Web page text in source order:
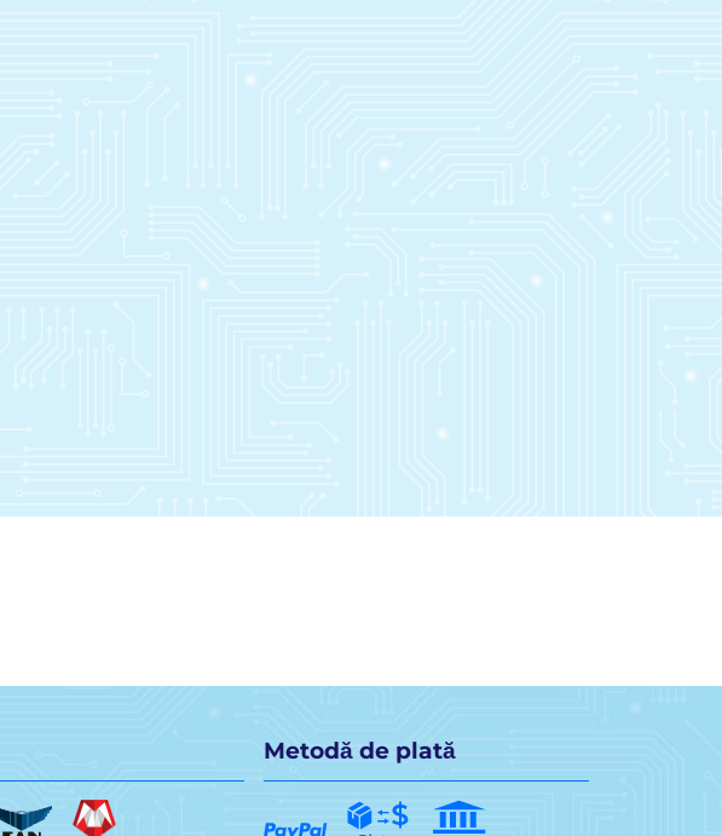
Metodă de plată